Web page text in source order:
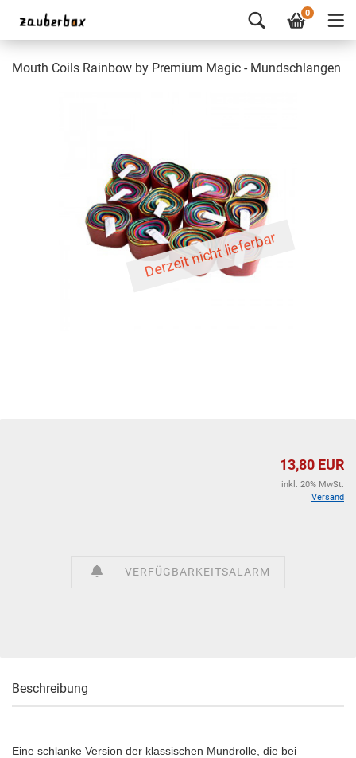
0
Mouth Coils Rainbow by Premium Magic - Mundschlangen
Derzeit nicht lieferbar
13,80 EUR
inkl. 20% MwSt.
Versand
VERFÜGBARKEITSALARM
Beschreibung
Eine schlanke Version der klassischen Mundrolle, die bei